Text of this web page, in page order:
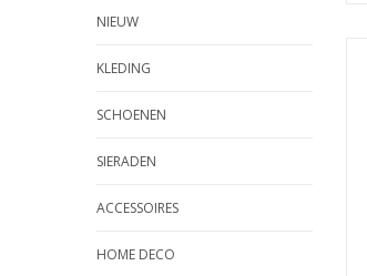
NIEUW
KLEDING
SCHOENEN
SIERADEN
ACCESSOIRES
HOME DECO